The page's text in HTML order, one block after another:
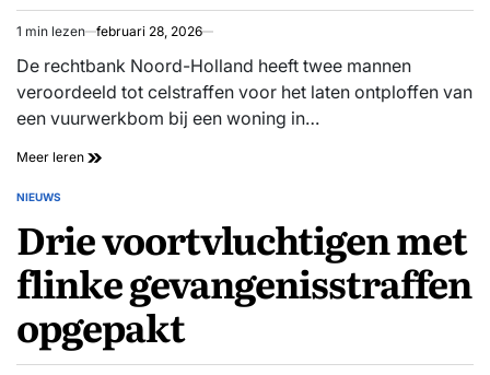
Geschatte
leestijd
1 min lezen februari 28, 2026
De rechtbank Noord-Holland heeft twee mannen
veroordeeld tot celstraffen voor het laten ontploffen van
een vuurwerkbom bij een woning in…
Meer leren 56
laten
ontploffen
Cobra’s
bij
Alkmaar:
vader
GEPLAATST
NIEUWS
Drie voortvluchtigen met
flinke gevangenisstraffen
opgepakt